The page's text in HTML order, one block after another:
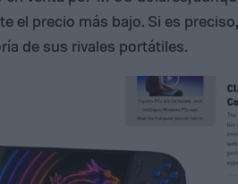
el precio más bajo. Si es
de sus rivales portátiles.